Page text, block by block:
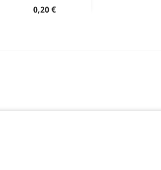
Preço
0,20 €
Dados do produto